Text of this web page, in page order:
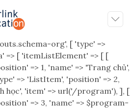
org', [ 'type' =>
=> [ 'itemListElement' => [ [
=> 1, 'name' => 'Trang chủ',
=> 'ListItem', 'position' => 2,
học', 'item' => url('/program'), ], [
=> 3, 'name' => $program-